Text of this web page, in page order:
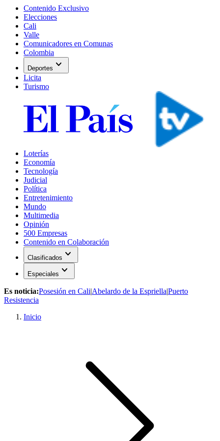
Contenido Exclusivo
Elecciones
Cali
Valle
Comunicadores en Comunas
Colombia
Deportes expand_more
Licita
Turismo
Loterías
Economía
Tecnología
Judicial
Política
Entretenimiento
Mundo
Multimedia
Opinión
500 Empresas
Contenido en Colaboración
Clasificados expand_more
Especiales expand_more
Es noticia:Posesión en Cali|Abelardo de la Espriella|Puerto
Resistencia
Inicio